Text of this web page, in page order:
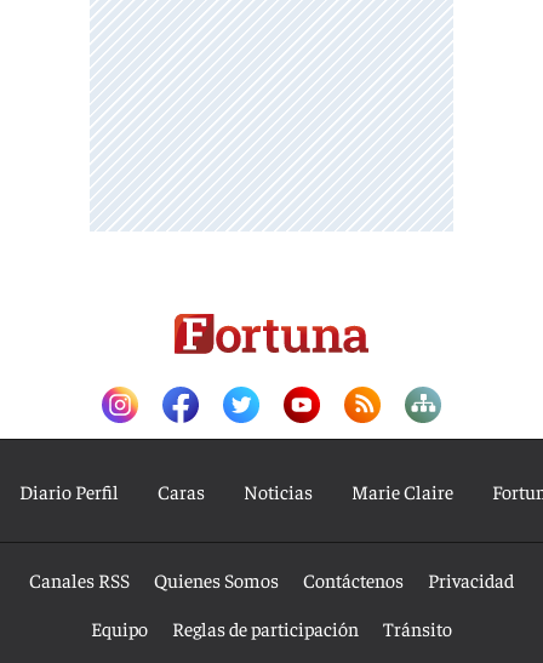
Diario Perfil Caras Noticias Marie Claire
Canales RSS Quienes Somos Contáctenos
Privacidad
Equipo
Reglas de participación Tránsito